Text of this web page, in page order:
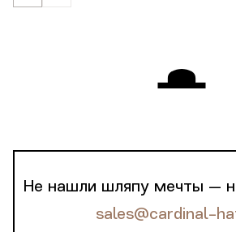
Не нашли шляпу мечты —
sales@cardinal-